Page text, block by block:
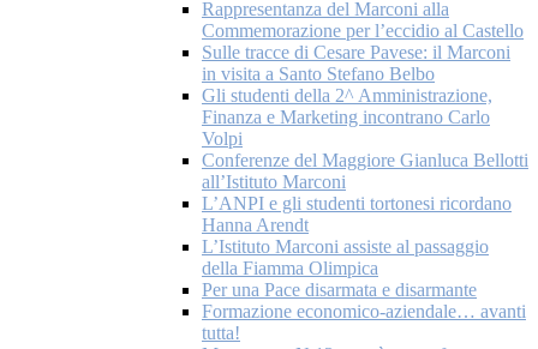
Rappresentanza del Marconi alla
Commemorazione per l’eccidio al Castello
Sulle tracce di Cesare Pavese: il Marconi
in visita a Santo Stefano Belbo
Gli studenti della 2^ Amministrazione,
Finanza e Marketing incontrano Carlo
Volpi
Conferenze del Maggiore Gianluca Bellotti
all’Istituto Marconi
L’ANPI e gli studenti tortonesi ricordano
Hanna Arendt
L’Istituto Marconi assiste al passaggio
della Fiamma Olimpica
Per una Pace disarmata e disarmante
Formazione economico-aziendale… avanti
tutta!